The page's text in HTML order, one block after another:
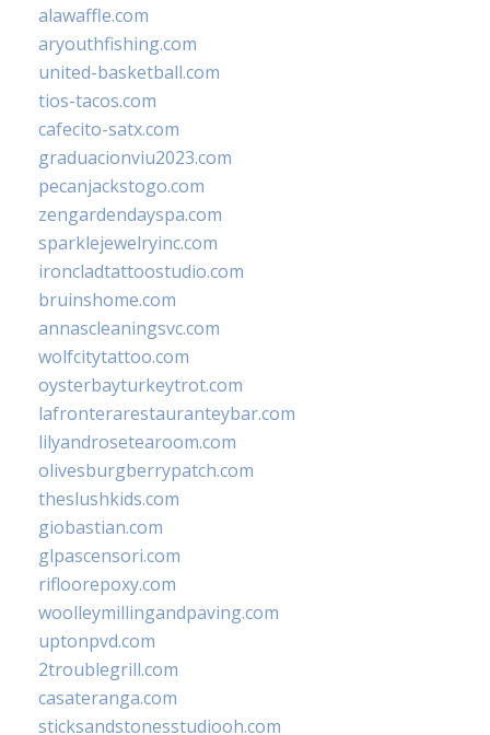
alawaffle.com
aryouthfishing.com
united-basketball.com
tios-tacos.com
cafecito-satx.com
graduacionviu2023.com
pecanjackstogo.com
zengardendayspa.com
sparklejewelryinc.com
ironcladtattoostudio.com
bruinshome.com
annascleaningsvc.com
wolfcitytattoo.com
oysterbayturkeytrot.com
lafronterarestauranteybar.com
lilyandrosetearoom.com
olivesburgberrypatch.com
theslushkids.com
giobastian.com
glpascensori.com
rifloorepoxy.com
woolleymillingandpaving.com
uptonpvd.com
2troublegrill.com
casateranga.com
sticksandstonesstudiooh.com